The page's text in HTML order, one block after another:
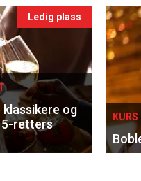
Ledig plass
og
5-retters